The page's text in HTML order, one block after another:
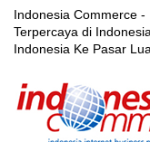
Indonesia Commerce -
Terpercaya di
Indonesia Ke Pasar